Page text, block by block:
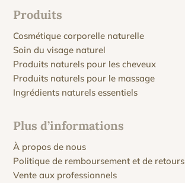
Produits
Cosmétique corporelle naturelle
Soin du visage naturel
Produits naturels pour les cheveux
Produits naturels pour le massage
Ingrédients naturels essentiels
Plus d’informations
À propos de nous
Politique de remboursement et de retours
Vente aux professionnels